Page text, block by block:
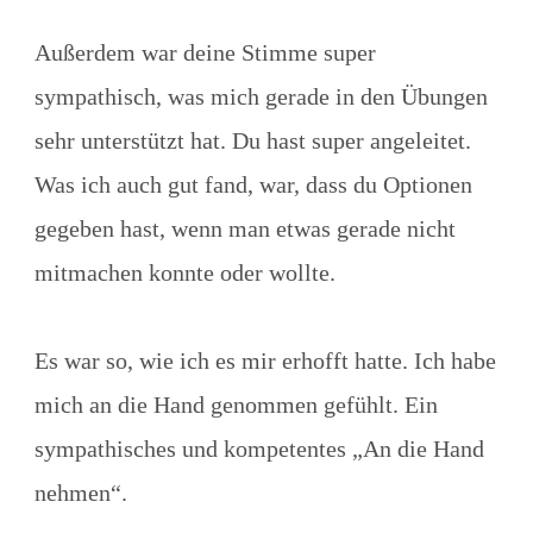
Außerdem war deine Stimme super
sympathisch, was mich gerade in den Übungen
sehr unterstützt hat. Du hast super angeleitet.
Was ich auch gut fand, war, dass du Optionen
gegeben hast, wenn man etwas gerade nicht
mitmachen konnte oder wollte.
Es war so, wie ich es mir erhofft hatte. Ich habe
mich an die Hand genommen gefühlt. Ein
sympathisches und kompetentes „An die Hand
nehmen“.